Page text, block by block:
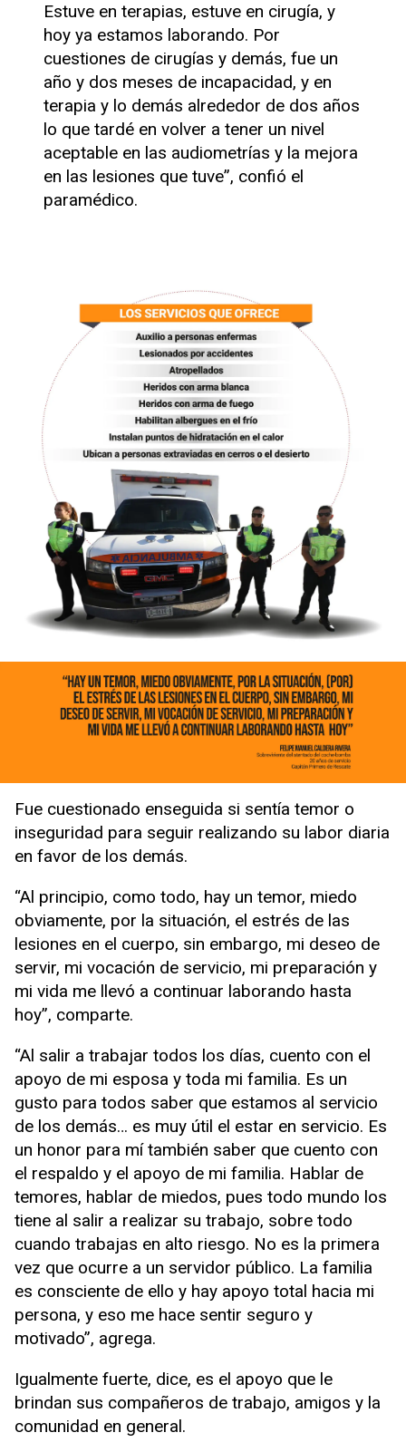
Estuve en terapias, estuve en cirugía, y
hoy ya estamos laborando. Por
cuestiones de cirugías y demás, fue un
año y dos meses de incapacidad, y en
terapia y lo demás alrededor de dos años
lo que tardé en volver a tener un nivel
aceptable en las audiometrías y la mejora
en las lesiones que tuve”, confió el
paramédico.
Fue cuestionado enseguida si sentía temor o
inseguridad para seguir realizando su labor diaria
en favor de los demás.
“Al principio, como todo, hay un temor, miedo
obviamente, por la situación, el estrés de las
lesiones en el cuerpo, sin embargo, mi deseo de
servir, mi vocación de servicio, mi preparación y
mi vida me llevó a continuar laborando hasta
hoy”, comparte.
“Al salir a trabajar todos los días, cuento con el
apoyo de mi esposa y toda mi familia. Es un
gusto para todos saber que estamos al servicio
de los demás… es muy útil el estar en servicio. Es
un honor para mí también saber que cuento con
el respaldo y el apoyo de mi familia. Hablar de
temores, hablar de miedos, pues todo mundo los
tiene al salir a realizar su trabajo, sobre todo
cuando trabajas en alto riesgo. No es la primera
vez que ocurre a un servidor público. La familia
es consciente de ello y hay apoyo total hacia mi
persona, y eso me hace sentir seguro y
motivado”, agrega.
Igualmente fuerte, dice, es el apoyo que le
brindan sus compañeros de trabajo, amigos y la
comunidad en general.